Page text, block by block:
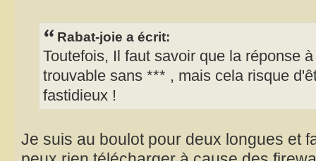
Rabat-joie a écrit:
Toutefois, Il faut savoir que la réponse
trouvable sans *** , mais cela risque
fastidieux !
Je suis au boulot pour deux longues et